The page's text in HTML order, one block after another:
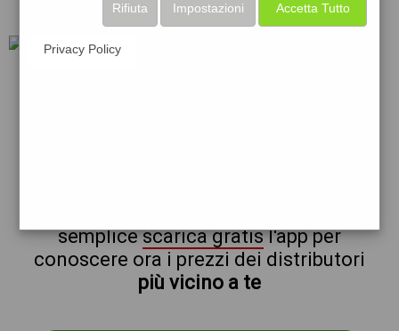
eni api
semplicescarica gratisl'app per
conoscere ora i prezzi dei distributori
più vicino a te
Accetta Tutto
Impostazioni
Rifiuta
Privacy Policy